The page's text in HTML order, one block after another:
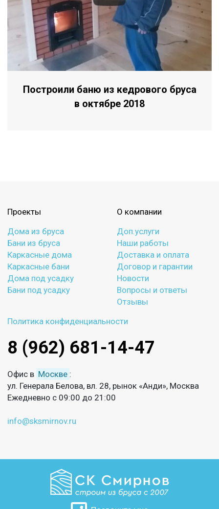
Построили баню из кедрового бруса
в октябре 2018
Проекты
Дома из бруса
Бани из бруса
Каркасные дома
Каркасные бани
Дома под усадку
Бани под усадку
О компании
Доп.услуги
Наши работы
Доставка и оплата
Договор и гарантии
Новости
Вопросы и ответы
Отзывы
Политика конфиденциальности
8 (962) 681-14-47
Офис в Москве :
ул. Генерала Белова, вл. 28, рынок «Анди», Москва
Ежедневно с 09:00 до 21:00
info@sksmirnov.ru